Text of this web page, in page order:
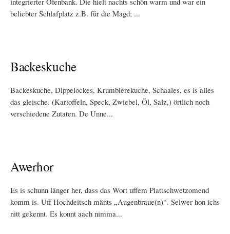
beliebter Schlafplatz z.B. für die Magd; ...
Backeskuche
Backeskuche, Dippelockes, Krumbierekuche, Schaales, es is alles
das gleische. (Kartoffeln, Speck, Zwiebel, Öl, Salz,) örtlich noch
verschiedene Zutaten. De Unne...
Awerhor
Es is schunn länger her, dass das Wort uffem Plattschwetzomend
komm is. Uff Hochdeitsch mänts „Augenbraue(n)“. Selwer hon ichs
nitt gekennt. Es konnt aach nimma...